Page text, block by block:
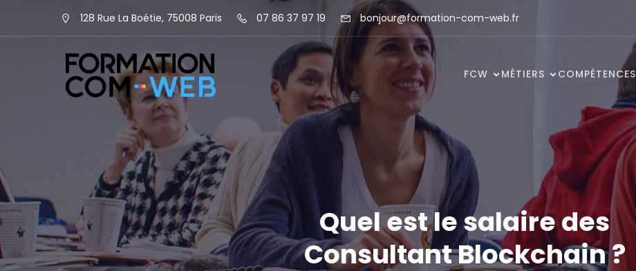
128 Rue La Boétie, 75008 Paris 07 86 37 97 19 bonjour@formation-com-web.fr
FCW MÉTIERS COMPÉTENCES
Quel est le salaire des
Consultant Blockchain ?